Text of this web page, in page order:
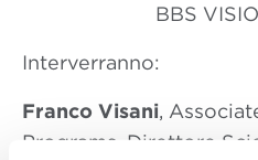
BBS
Interverranno:
Franco Visani,
Programs, Direttore